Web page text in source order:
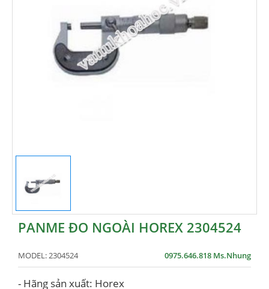
PANME ĐO NGOÀI HOREX 2304524
MODEL:2304524 0975.646.818 Ms.Nhung
- Hãng sản xuất: Horex